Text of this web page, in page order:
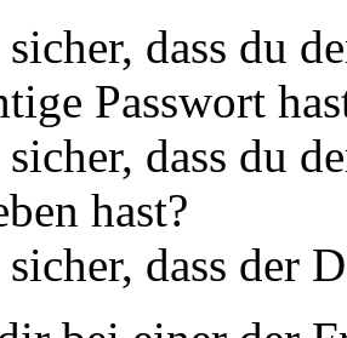
dass du
Passwort
dass du
hast?
dass der